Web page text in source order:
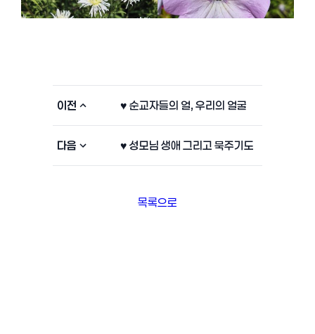
이전 ♥ 순교자들의 얼, 우리의 얼굴
다음 ♥ 성모님 생애 그리고 묵주기도
목록으로